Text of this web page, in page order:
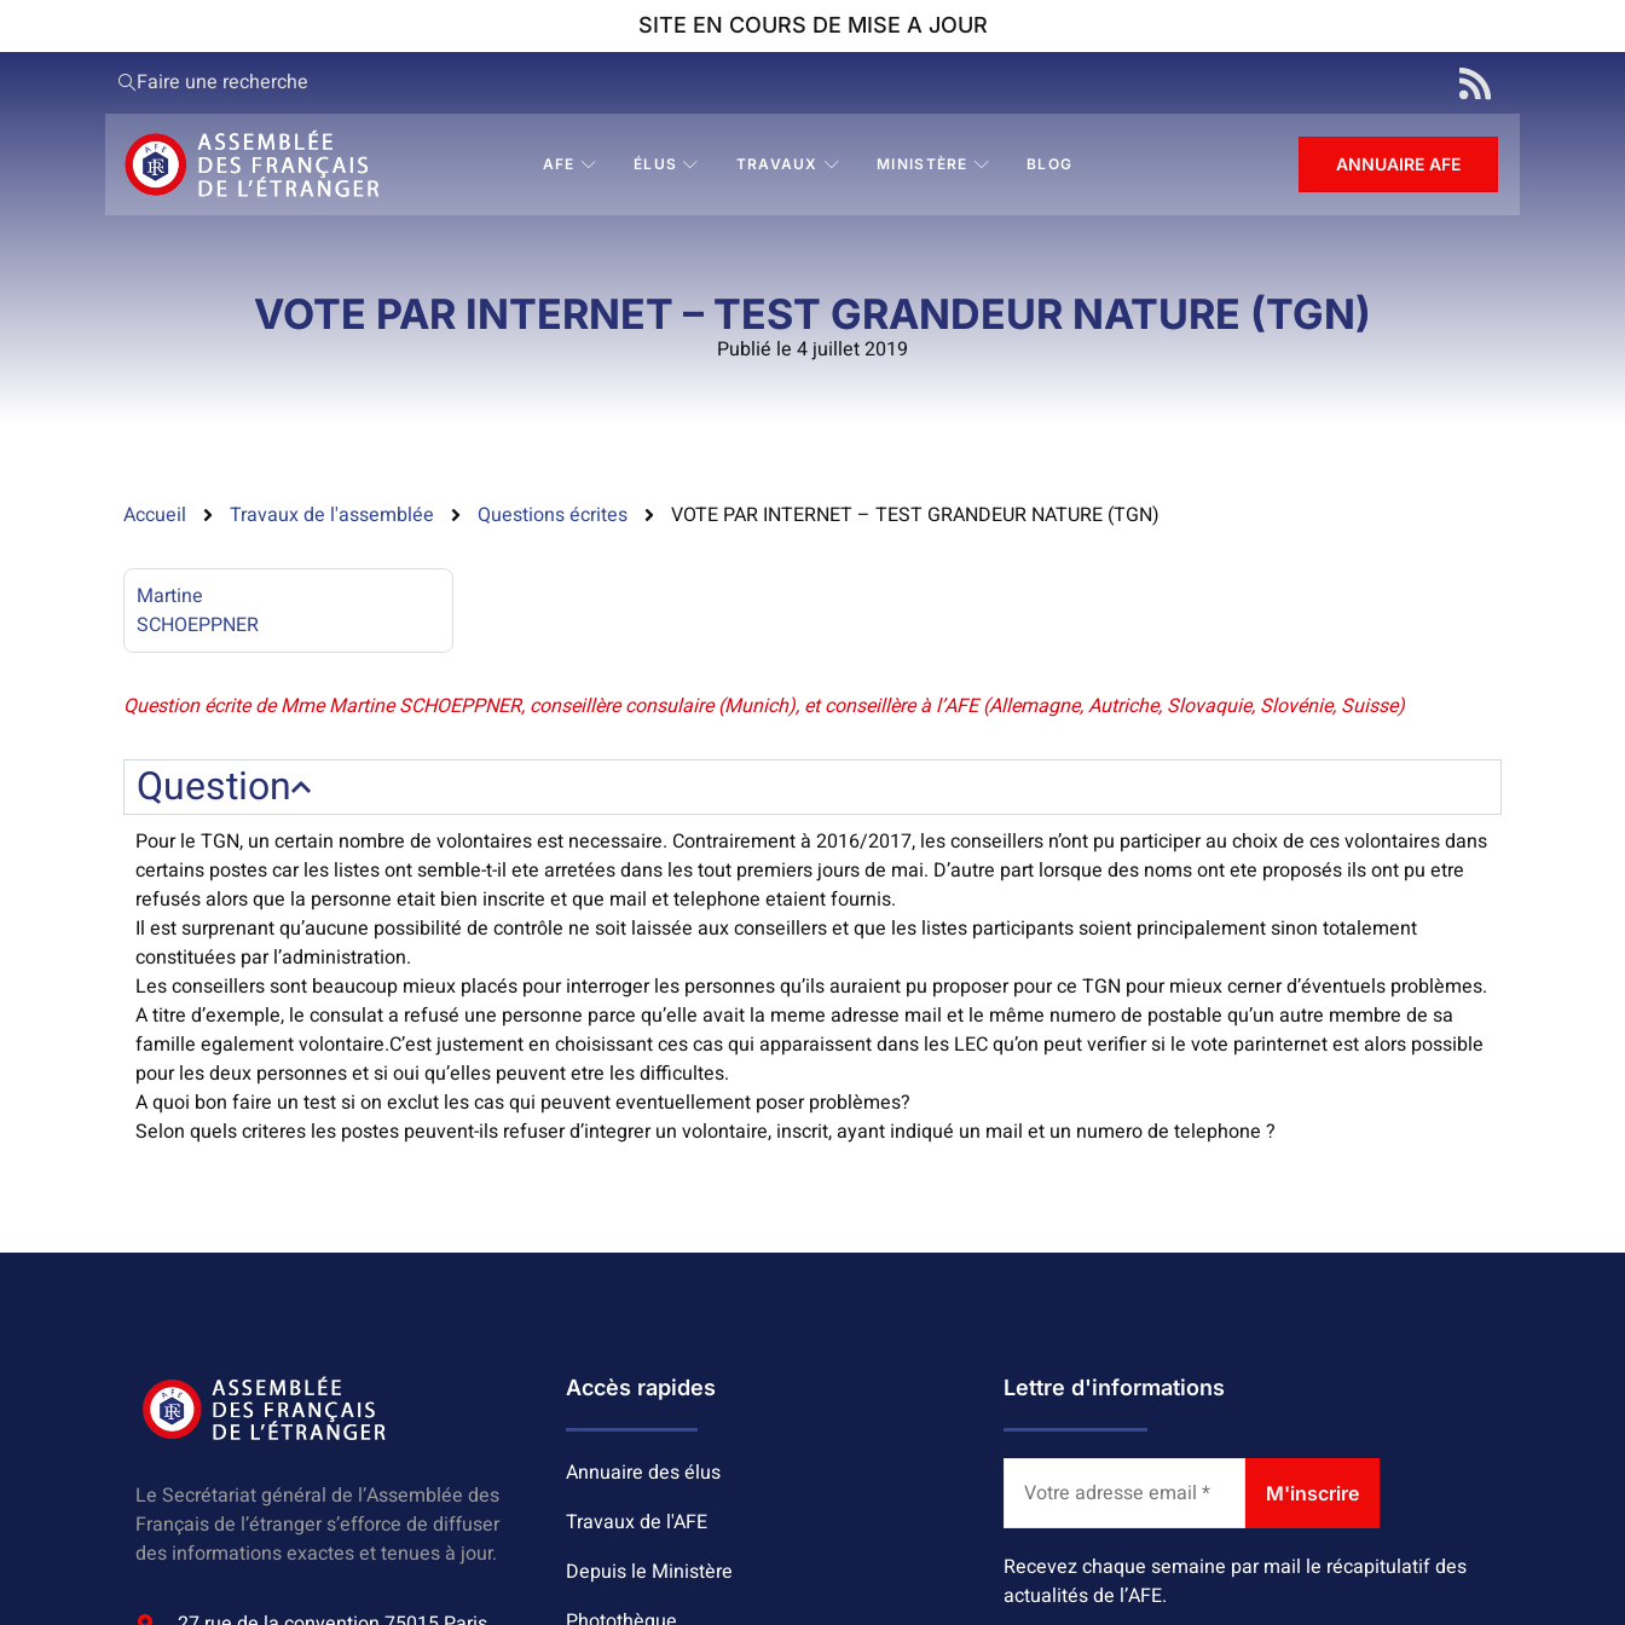
SITE EN COURS DE MISE A JOUR
Faire une recherche
AFE ÉLUS TRAVAUX MINISTÈRE BLOG ANNUAIRE AFE
VOTE PAR INTERNET – TEST GRANDEUR NATURE (TGN)
Publié le 4 juillet 2019
Accueil Travaux de l'assemblée Questions écrites VOTE PAR INTERNET – TEST GRANDEUR NATURE (TGN)
Martine
SCHOEPPNER
Question écrite de Mme Martine SCHOEPPNER, conseillère consulaire (Munich), et conseillère à l’AFE (Allemagne, Autriche, Slovaquie, Slovénie, Suisse)
Question
Pour le TGN, un certain nombre de volontaires est necessaire. Contrairement à 2016/2017, les conseillers n’ont pu participer au choix de ces volontaires dans
certains postes car les listes ont semble-t-il ete arretées dans les tout premiers jours de mai. D’autre part lorsque des noms ont ete proposés ils ont pu etre
refusés alors que la personne etait bien inscrite et que mail et telephone etaient fournis.
Il est surprenant qu’aucune possibilité de contrôle ne soit laissée aux conseillers et que les listes participants soient principalement sinon totalement
constituées par l’administration.
Les conseillers sont beaucoup mieux placés pour interroger les personnes qu’ils auraient pu proposer pour ce TGN pour mieux cerner d’éventuels problèmes.
A titre d’exemple, le consulat a refusé une personne parce qu’elle avait la meme adresse mail et le même numero de postable qu’un autre membre de sa
famille egalement volontaire.C’est justement en choisissant ces cas qui apparaissent dans les LEC qu’on peut verifier si le vote parinternet est alors possible
pour les deux personnes et si oui qu’elles peuvent etre les difficultes.
A quoi bon faire un test si on exclut les cas qui peuvent eventuellement poser problèmes?
Selon quels criteres les postes peuvent-ils refuser d’integrer un volontaire, inscrit, ayant indiqué un mail et un numero de telephone ?
Le Secrétariat général de l’Assemblée des
Français de l’étranger s’efforce de diffuser
des informations exactes et tenues à jour.
Accès rapides
Annuaire des élus
Travaux de l'AFE
Depuis le Ministère
Lettre d'informations
Recevez chaque semaine par mail le récapitulatif des
actualités de l’AFE.